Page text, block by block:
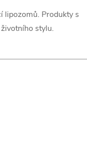
lipozomů. Produkty s
stylu.